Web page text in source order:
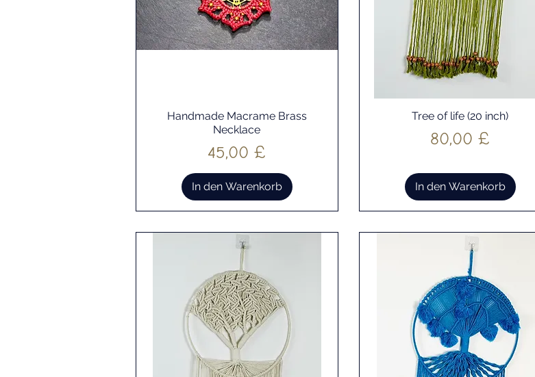
Schnellansicht
Handmade Macrame Brass
Necklace
Preis
45,00 £
In den Warenkorb
Schnellansicht
Tree of life (20 inch)
Preis
80,00 £
In den Warenkorb